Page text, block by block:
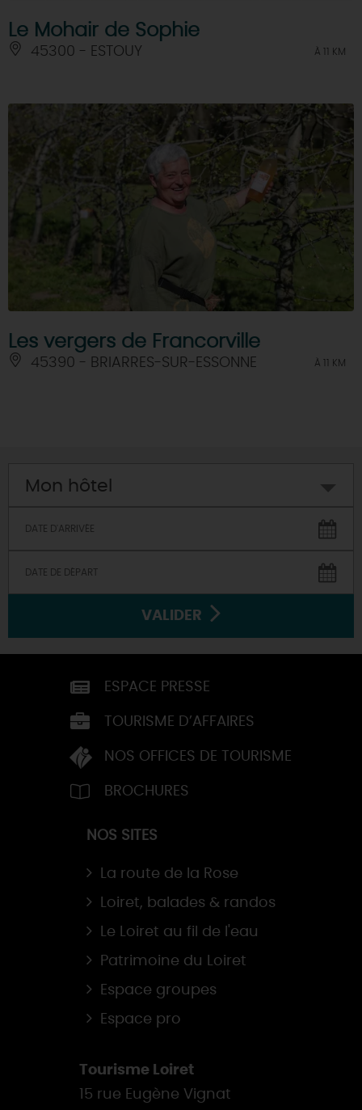
Le Mohair de Sophie
45300 - ESTOUY À 11 KM
Les vergers de Francorville
45390 - BRIARRES-SUR-ESSONNE À 11 KM
Mon hôtel
VALIDER
ESPACE PRESSE
TOURISME D’AFFAIRES
NOS OFFICES DE TOURISME
BROCHURES
NOS SITES
La route de la Rose
Loiret, balades & randos
Le Loiret au fil de l'eau
Patrimoine du Loiret
Espace groupes
Espace pro
Tourisme Loiret
15 rue Eugène Vignat